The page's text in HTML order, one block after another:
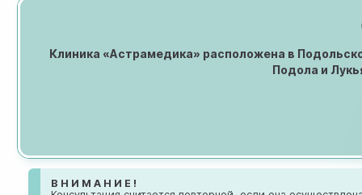
Клиника «Астрамедика» расположена в
Подола и
В Н И М А Н И Е !